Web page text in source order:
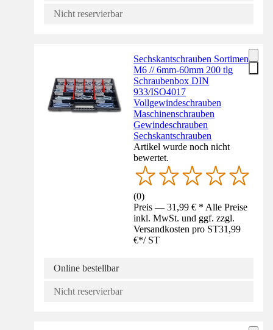
Nicht reservierbar
Sechskantschrauben Sortiment
M6 // 6mm-60mm 200 tlg
Schraubenbox DIN
933/ISO4017
Vollgewindeschrauben
Maschinenschrauben
Gewindeschrauben
Sechskantschrauben
Artikel wurde noch nicht
bewertet.
(0)
Preis — 31,99 € * Alle Preise
inkl. MwSt. und ggf. zzgl.
Versandkosten pro ST31,99
€*/ ST
Online bestellbar
Nicht reservierbar